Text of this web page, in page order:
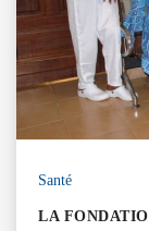
Santé
LA